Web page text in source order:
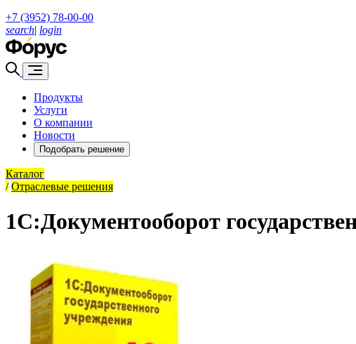
+7 (3952) 78-00-00
search| login
Продукты
Услуги
О компании
Новости
Подобрать решение
Каталог
/ Отраслевые решения
1С:Документооборот